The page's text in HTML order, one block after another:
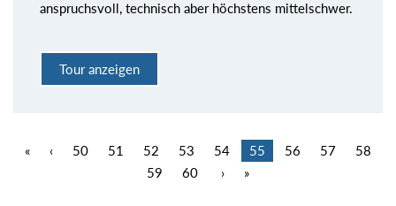
anspruchsvoll, technisch aber höchstens mittelschwer.
Tour anzeigen
« ‹ 50 51 52 53 54 55 56 57
58
59
60 › »